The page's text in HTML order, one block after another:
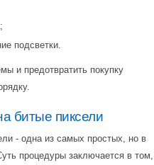
подсветки.
и предотвратить покупку
битые пиксели
- одна из самых простых, но в
процедуры заключается в том,